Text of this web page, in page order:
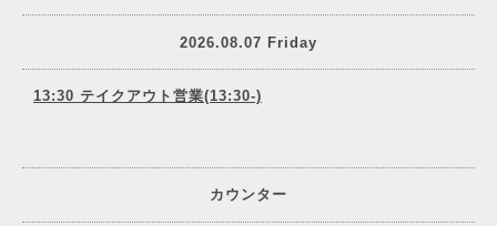
2026.08.07 Friday
13:30 テイクアウト営業(13:30-)
カウンター